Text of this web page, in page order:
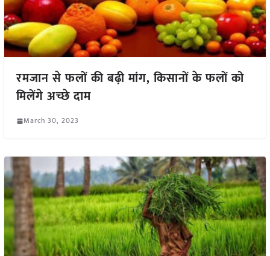
रमजान से फलों की बढ़ी मांग, किसानों के फलों को
मिलेंगे अच्छे दाम
March 30, 2023